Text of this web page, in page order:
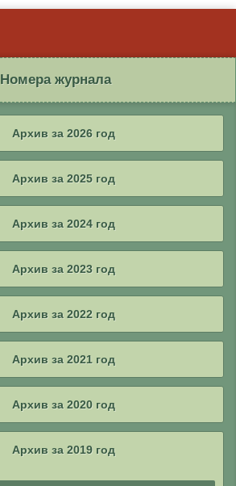
Номера журнала
Архив за 2026 год
2026 / #1
Архив за 2025 год
2025 / #3
2025 / #2
Архив за 2024 год
2024 / #3
2024 / #2
Архив за 2023 год
2023 / #3
2023 / #2
Архив за 2022 год
2022 / #3
2022 / #2
Архив за 2021 год
2021 / #3
Архив за 2020 год
2020 / #3
Архив за 2019 год